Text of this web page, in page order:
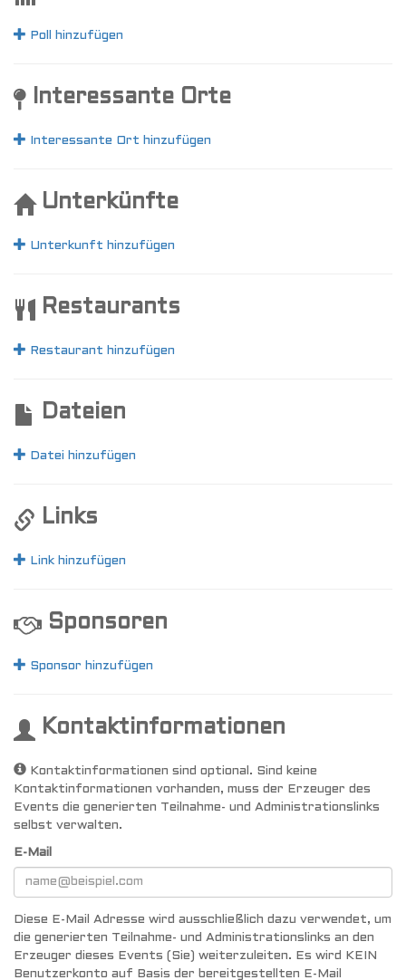
Poll hinzufügen
Interessante Orte
Interessante Ort hinzufügen
Unterkünfte
Unterkunft hinzufügen
Restaurants
Restaurant hinzufügen
Dateien
Datei hinzufügen
Links
Link hinzufügen
Sponsoren
Sponsor hinzufügen
Kontaktinformationen
Kontaktinformationen sind optional. Sind keine
Kontaktinformationen vorhanden, muss der Erzeuger des
Events die generierten Teilnahme- und Administrationslinks
selbst verwalten.
E-Mail
Diese E-Mail Adresse wird ausschließlich dazu verwendet, um
die generierten Teilnahme- und Administrationslinks an den
Erzeuger dieses Events (Sie) weiterzuleiten. Es wird KEIN
Benutzerkonto auf Basis der bereitgestellten E-Mail